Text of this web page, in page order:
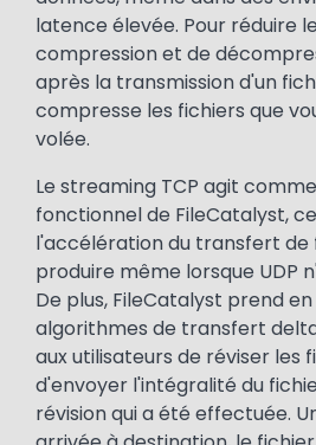
latence élevée. Pour réduire
compression et de
après la transmission d'un
compresse les fichiers que
volée.
Le streaming TCP agit
fonctionnel de FileCatalyst,
l'accélération du transfert de
produire même lorsque UDP
De plus, FileCatalyst prend
algorithmes de transfert
aux utilisateurs de réviser les
d'envoyer l'intégralité du
révision qui a été effectuée.